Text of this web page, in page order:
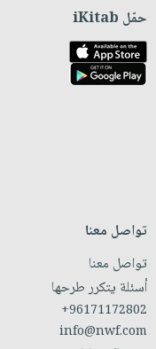
حمّل iKitab
تواصل معنا
تواصل معنا
أسئلة يتكرر طرحها
+96171172802
info@nwf.com